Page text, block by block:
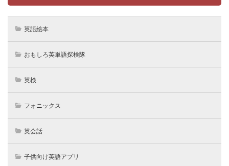
英語絵本
おもしろ英単語探検隊
英検
フォニックス
英会話
子供向け英語アプリ